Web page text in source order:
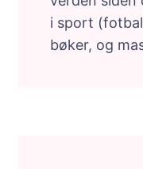
i sport
bøker, og